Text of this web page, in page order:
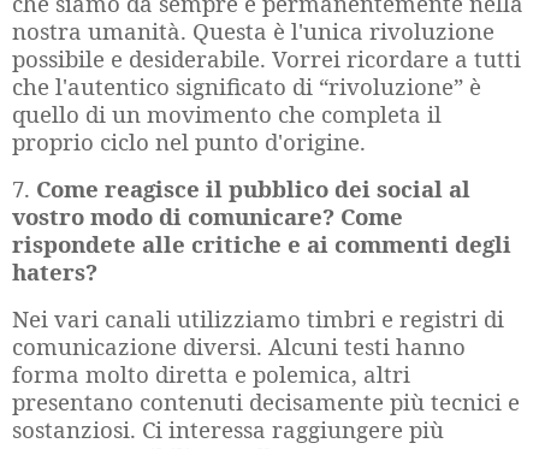
nostra umanità. Questa è l'unica rivoluzione
possibile e desiderabile. Vorrei ricordare a tutti
che l'autentico significato di “rivoluzione” è
quello di un movimento che completa il
proprio ciclo nel punto d'origine.
7. Come reagisce il pubblico dei social al
vostro modo di comunicare? Come
rispondete alle critiche e ai commenti degli
haters?
Nei vari canali utilizziamo timbri e registri di
comunicazione diversi. Alcuni testi hanno
forma molto diretta e polemica, altri
presentano contenuti decisamente più tecnici e
sostanziosi. Ci interessa raggiungere più